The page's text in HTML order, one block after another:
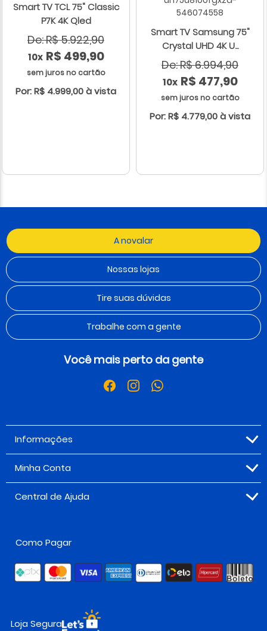
Smart TV TCL 75" Classic
P7K 4K Qled
De: R$ 5.922,90
10x R$ 499,90
sem juros no cartão
Por: R$ 4.999,00 à vista
Smart TV Samsung 75"
Crystal UHD 4K U...
De: R$ 6.994,90
10x R$ 477,90
sem juros no cartão
Por: R$ 4.779,00 à vista
A novalar
Nossas lojas
Tire suas dúvidas
Trabalhe com a gente
Você mais perto da gente
Informações
Minha Conta
Central de Ajuda
Como Pagar
Loja Segura